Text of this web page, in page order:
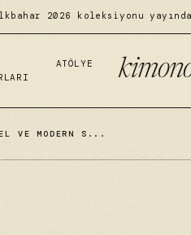
2026 koleksiyonu yayında
ATÖLYE
VE MODERN S...